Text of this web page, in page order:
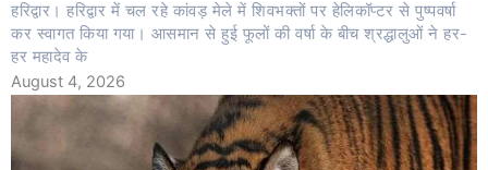
हरिद्वार। हरिद्वार में चल रहे कांवड़ मेले में शिवभक्तों पर हेलिकॉप्टर से पुष्पवर्षा
कर स्वागत किया गया। आसमान से हुई फूलों की वर्षा के बीच श्रद्धालुओं ने हर-
हर महादेव के
August 4, 2026